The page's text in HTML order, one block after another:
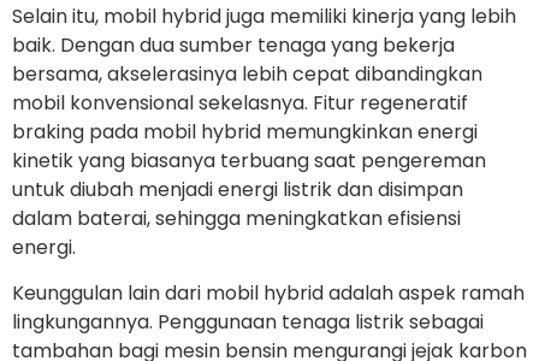
Selain itu, mobil hybrid juga memiliki kinerja yang lebih
baik. Dengan dua sumber tenaga yang bekerja
bersama, akselerasinya lebih cepat dibandingkan
mobil konvensional sekelasnya. Fitur regeneratif
braking pada mobil hybrid memungkinkan energi
kinetik yang biasanya terbuang saat pengereman
untuk diubah menjadi energi listrik dan disimpan
dalam baterai, sehingga meningkatkan efisiensi
energi.
Keunggulan lain dari mobil hybrid adalah aspek ramah
lingkungannya. Penggunaan tenaga listrik sebagai
tambahan bagi mesin bensin mengurangi jejak karbon